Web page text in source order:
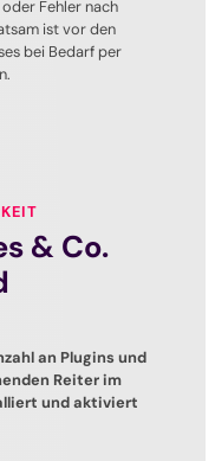
Fehler nach
ist vor den
bei Bedarf per
& Co.
an Plugins und
Reiter im
und aktiviert